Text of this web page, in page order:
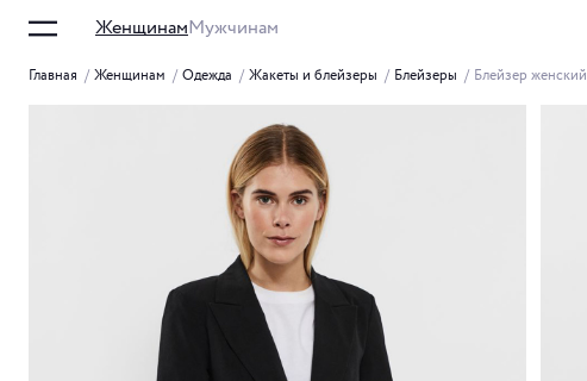
ЖенщинамМужчинам
Главная / Женщинам / Одежда / Жакеты и блейзеры / Блейзеры / Блейзер женский